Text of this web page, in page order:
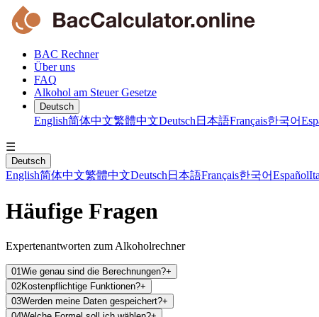
BAC Rechner
Über uns
FAQ
Alkohol am Steuer Gesetze
Deutsch
English简体中文繁體中文Deutsch 日本語Français한국어
☰
Deutsch
English简体中文繁體中文Deutsch 日本語Français한국어Español
Häufige Fragen
Expertenantworten zum Alkoholrechner
01 Wie genau sind die Berechnungen?+
02Kostenpflichtige Funktionen?+
03Werden meine Daten gespeichert?+